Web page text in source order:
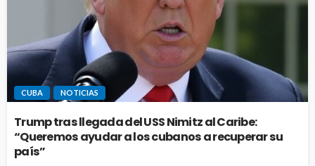
CUBA NOTICIAS
Trump tras llegada del USS Nimitz al Caribe:
“Queremos ayudar a los cubanos a recuperar su
país”